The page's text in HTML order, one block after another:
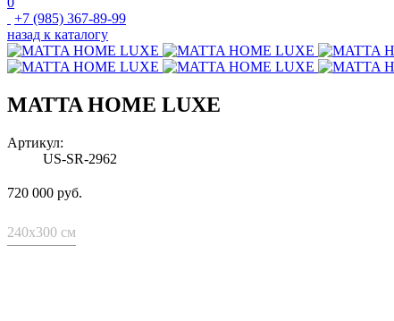
+7 (985) 367-89-99
назад к каталогу
MATTA HOME LUXE
Артикул:
US-SR-2962
720 000 руб.
240x300 см